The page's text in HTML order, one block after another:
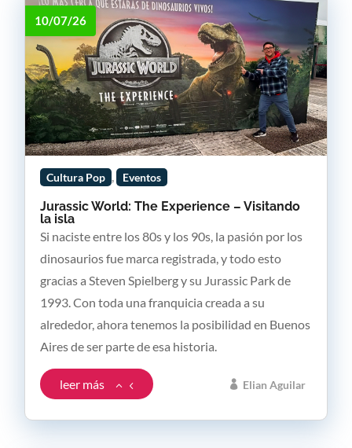
Jurassic World: The Experience – Visitando
la isla
Elian Aguilar
10/07/26
Cultura Pop , Eventos
Si naciste entre los 80s y los 90s, la pasión por los
dinosaurios fue marca registrada, y todo esto
gracias a Steven Spielberg y su Jurassic Park de
1993. Con toda una franquicia creada a su
alrededor, ahora tenemos la posibilidad en Buenos
Aires de ser parte de esa historia.
leer más